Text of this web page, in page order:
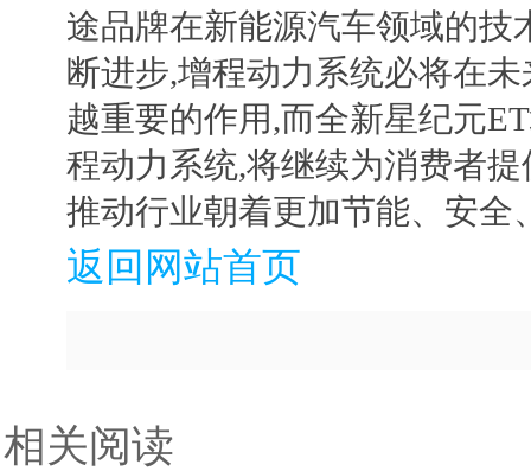
途品牌在新能源汽车领域的技
断进步,增程动力系统必将在
越重要的作用,而全新星纪元
程动力系统,将继续为消费者
推动行业朝着更加节能、安全
返回网站首页
相关阅读